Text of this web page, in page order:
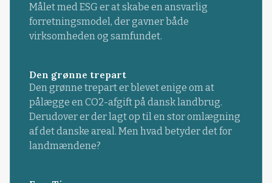
Målet med ESG er at skabe en ansvarlig
forretningsmodel, der gavner både
virksomheden og samfundet.
Den grønne trepart
Den grønne trepart er blevet enige om at
pålægge en CO2-afgift på dansk landbrug.
Derudover er der lagt op til en stor omlægning
af det danske areal. Men hvad betyder det for
landmændene?